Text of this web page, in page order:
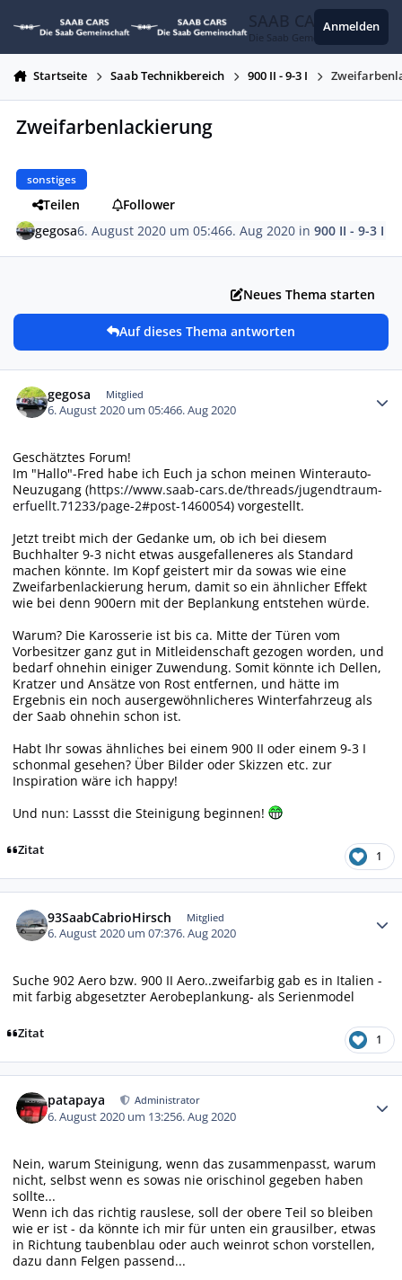
SAAB CARS
Die Saab Gemeinschaft
Anmelden
Startseite Saab Technikbereich 900 II - 9-3 I
Zweifarbenlackierung
sonstiges
Teilen
Follower
gegosa6. August 2020 um 05:466. Aug 2020 in900 II - 9-3 I
Neues Thema starten
Auf dieses Thema antworten
gegosa Mitglied
6. August 2020 um 05:466. Aug 2020
Geschätztes Forum!
Im "Hallo"-Fred habe ich Euch ja schon meinen Winterauto-
Neuzugang (https://www.saab-cars.de/threads/jugendtraum-
erfuellt.71233/page-2#post-1460054) vorgestellt.
Jetzt treibt mich der Gedanke um, ob ich bei diesem
Buchhalter 9-3 nicht etwas ausgefalleneres als Standard
machen könnte. Im Kopf geistert mir da sowas wie eine
Zweifarbenlackierung herum, damit so ein ähnlicher Effekt
wie bei denn 900ern mit der Beplankung entstehen würde.
Warum? Die Karosserie ist bis ca. Mitte der Türen vom
Vorbesitzer ganz gut in Mitleidenschaft gezogen worden, und
bedarf ohnehin einiger Zuwendung. Somit könnte ich Dellen,
Kratzer und Ansätze von Rost entfernen, und hätte im
Ergebnis ein noch ausergewöhnlicheres Winterfahrzeug als
der Saab ohnehin schon ist.
Habt Ihr sowas ähnliches bei einem 900 II oder einem 9-3 I
schonmal gesehen? Über Bilder oder Skizzen etc. zur
Inspiration wäre ich happy!
Und nun: Lassst die Steinigung beginnen!
Zitat 1
93SaabCabrioHirsch Mitglied
6. August 2020 um 07:376. Aug 2020
Suche 902 Aero bzw. 900 II Aero..zweifarbig gab es in Italien -
mit farbig abgesetzter Aerobeplankung- als Serienmodel
Zitat 1
patapaya Administrator
6. August 2020 um 13:256. Aug 2020
Nein, warum Steinigung, wenn das zusammenpasst, warum
nicht, selbst wenn es sowas nie orischinol gegeben haben
sollte...
Wenn ich das richtig rauslese, soll der obere Teil so bleiben
wie er ist - da könnte ich mir für unten ein grausilber, etwas
in Richtung taubenblau oder auch weinrot schon vorstellen,
dazu dann Felgen passend...